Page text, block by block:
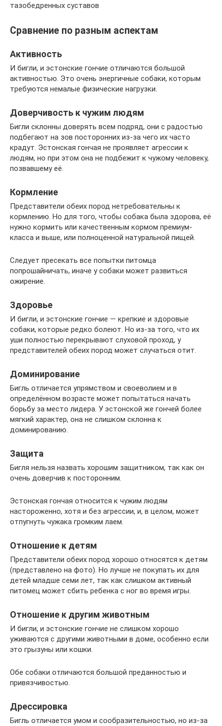
тазобедренных суставов
Сравнение по разным аспектам
Активность
И бигли, и эстонские гончие отличаются большой
активностью. Это очень энергичные собаки, которым
требуются немалые физические нагрузки.
Доверчивость к чужим людям
Бигли склонны доверять всем подряд, они с радостью
подбегают на зов посторонних из-за чего их часто
крадут. Эстонская гончая не проявляет агрессии к
людям, но при этом она не подбежит к чужому человеку,
позвавшему её.
Кормление
Представители обеих пород нетребовательны к
кормлению. Но для того, чтобы собака была здорова, её
нужно кормить или качественным кормом премиум-
класса и выше, или полноценной натуральной пищей.
Следует пресекать все попытки питомца
попрошайничать, иначе у собаки может развиться
ожирение.
Здоровье
И бигли, и эстонские гончие — крепкие и здоровые
собаки, которые редко болеют. Но из-за того, что их
уши полностью перекрывают слуховой проход, у
представителей обеих пород может случаться отит.
Доминирование
Бигль отличается упрямством и своеволием и в
определённом возрасте может попытаться начать
борьбу за место лидера. У эстонской же гончей более
мягкий характер, она не слишком склонна к
доминированию.
Защита
Бигля нельзя назвать хорошим защитником, так как он
очень доверчив к посторонним.
Эстонская гончая относится к чужим людям
настороженно, хотя и без агрессии, и, в целом, может
отпугнуть чужака громким лаем.
Отношение к детям
Представители обеих пород хорошо относятся к детям
(представлено на фото). Но лучше не покупать их для
детей младше семи лет, так как слишком активный
питомец может сбить ребенка с ног во время игры.
Отношение к другим животным
И бигли, и эстонские гончие не слишком хорошо
уживаются с другими животными в доме, особенно если
это грызуны или кошки.
Обе собаки отличаются большой преданностью и
привязчивостью.
Дрессировка
Бигль отличается умом и сообразительностью, но из-за